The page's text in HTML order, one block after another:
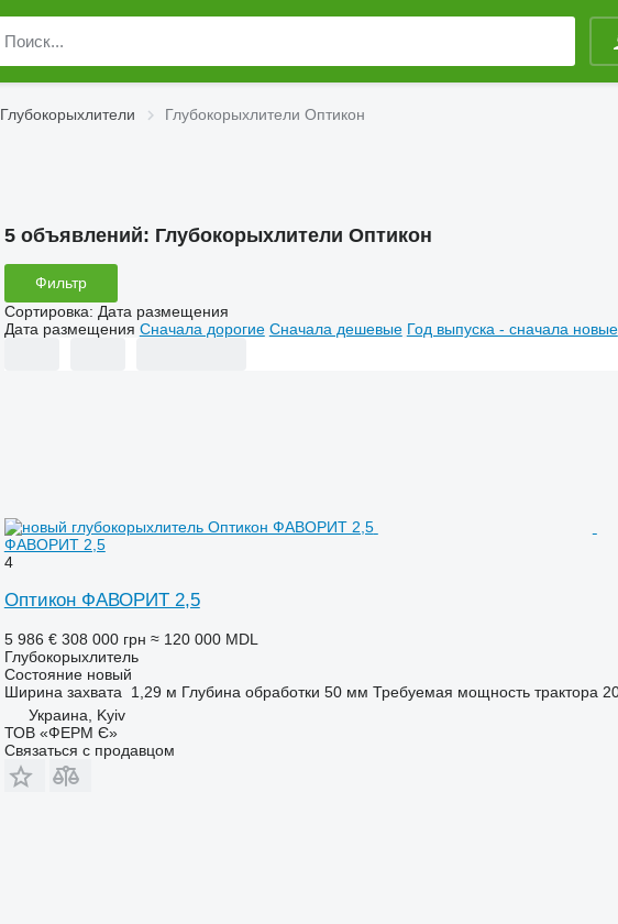
Глубокорыхлители Глубокорыхлители Оптикон
5 объявлений: Глубокорыхлители Оптикон
Фильтр
Сортировка: Дата размещения
Дата размещения Сначала дорогие Сначала дешевые Год выпуска - сначала новые
ФАВОРИТ 2,5
4
Оптикон ФАВОРИТ 2,5
5 986 € 308 000 грн ≈ 120 000 MDL
Глубокорыхлитель
Состояниеновый
Ширина захвата
1,29 м Глубина обработки 50 мм Требуемая мощность трактора
Украина, Kyiv
ТОВ «ФЕРМ Є»
Связаться с продавцом